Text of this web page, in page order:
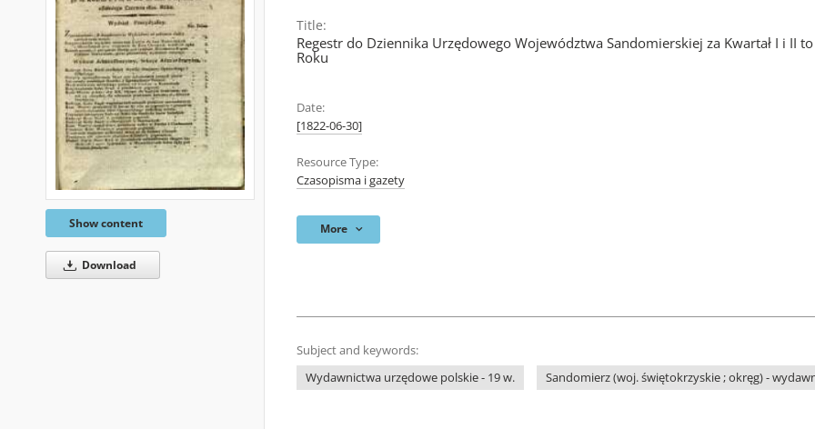
Show content
Download
Title:
Regestr do Dziennika Urzędowego Województwa Sandomierskiej za Kwartał I i II
Roku
Date:
[1822-06-30]
Resource Type:
Czasopisma i gazety
More
Subject and keywords:
Wydawnictwa urzędowe polskie - 19 w.
Sandomierz (woj. świętokrzyskie ; okręg) -